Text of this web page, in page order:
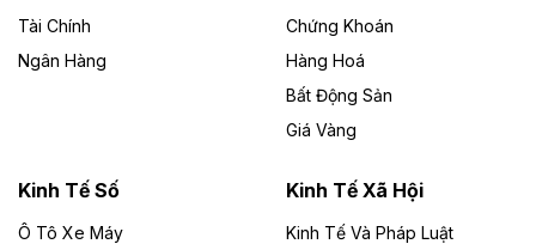
Bốn doanh nghiệp có sự góp vốn của Công ty Cổ
phần Tập đoàn Đức Long Gia Lai (HoSE: DLG) được
Gia Lai với tổng vốn hơn 4.750 tỷ đồng.
Đồng Nai cho thuê gần 59 ha đất làm khu
công nghiệp ở Long Thành
Tài Chính
Ngân Hàng
Chứng Khoán
Hàng Hoá
Bất Động Sản
Giá Vàng
Kinh Tế Số
Ô Tô Xe Máy
Kinh Tế Xã Hội
Kinh Tế Và Pháp Luật